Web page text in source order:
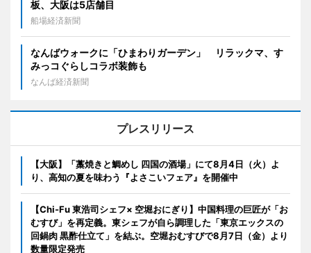
板、大阪は5店舗目
船場経済新聞
なんばウォークに「ひまわりガーデン」 リラックマ、す
みっコぐらしコラボ装飾も
なんば経済新聞
プレスリリース
【大阪】「藁焼きと鯛めし 四国の酒場」にて8月4日（火）よ
り、高知の夏を味わう『よさこいフェア』を開催中
【Chi-Fu 東浩司シェフ× 空堀おにぎり】中国料理の巨匠が「お
むすび」を再定義。東シェフが自ら調理した「東京エックスの
回鍋肉 黒酢仕立て」を結ぶ。空堀おむすびで8月7日（金）より
数量限定発売